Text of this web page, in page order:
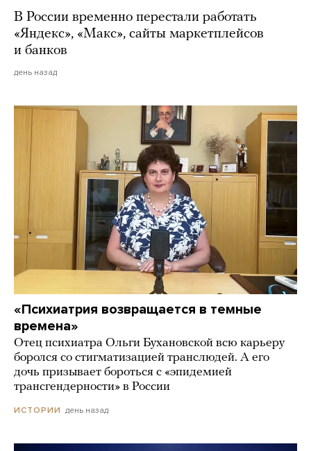
В России временно перестали работать
«Яндекс», «Макс», сайты маркетплейсов
и банков
день назад
«Психиатрия возвращается в темные
времена»
Отец психиатра Ольги Бухановской всю карьеру
боролся со стигматизацией транслюдей. А его
дочь призывает бороться с «эпидемией
трансгендерности» в России
ИСТОРИИ день назад